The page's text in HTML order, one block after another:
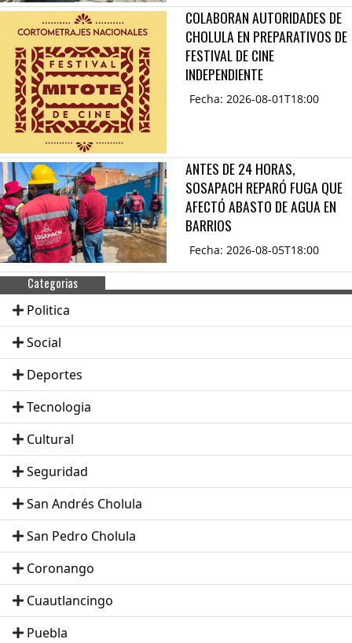
COLABORAN AUTORIDADES DE
CHOLULA EN PREPARATIVOS DE
FESTIVAL DE CINE
INDEPENDIENTE
Fecha: 2026-08-01T18:00
ANTES DE 24 HORAS,
SOSAPACH REPARÓ FUGA QUE
AFECTÓ ABASTO DE AGUA EN
BARRIOS
Fecha: 2026-08-05T18:00
Categorias
Politica
Social
Deportes
Tecnologia
Cultural
Seguridad
San Andrés Cholula
San Pedro Cholula
Coronango
Cuautlancingo
Puebla